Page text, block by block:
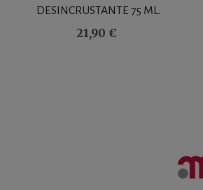
DESINCRUSTANTE 75 ML.
21,90 €